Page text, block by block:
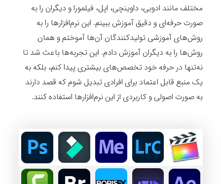
مختلف مانند ادوبی، داوینچی، اپل، فیلمورا و دیگران را به
صورت حرفه‌ای و دقیق آموزش ببینم. این نرم‌افزارها را به
روش‌های آموزشی تولیدکنندگان آن‌ها آموختم و همان
روش‌ها را به دیگران آموزش دادم. این تجربه‌ها باعث شد تا
نه‌تنها در حرفه خود تخصص‌های بیشتری پیدا کنم، بلکه به
یک منبع قابل اعتماد برای افرادی تبدیل شوم که قصد دارند
به صورت اصولی و کاربردی از این نرم‌افزارها استفاده کنند.